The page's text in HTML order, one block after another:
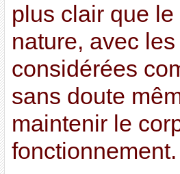
plus clair que
nature, avec
considérées
sans doute
maintenir le
fonctionnement.